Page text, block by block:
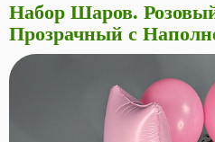
Набор Шаров.
Прозрачный с